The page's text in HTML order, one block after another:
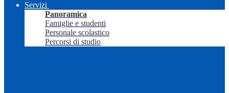
Servizi
Panoramica
Famiglie e studenti
Personale scolastico
Percorsi di studio